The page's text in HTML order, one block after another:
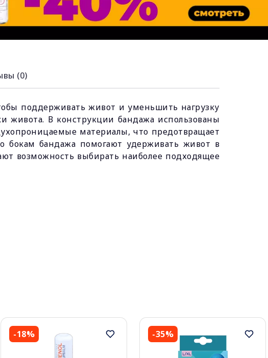
(0)
поддерживать живот и уменьшить нагрузку
живота. В конструкции бандажа использованы
материалы, что предотвращает
бокам бандажа помогают удерживать живот в
возможность выбирать наиболее подходящее
-18% -35%